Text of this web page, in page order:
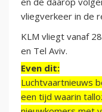
vliegverkeer in de
KLM vliegt vanaf
en Tel Aviv.
Even dit:
Luchtvaartnieuws
een tijd waarin